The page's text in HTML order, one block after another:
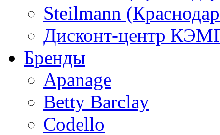
Steilmann
Дисконт-центр
Бренды
Apanage
Betty Barclay
Codello